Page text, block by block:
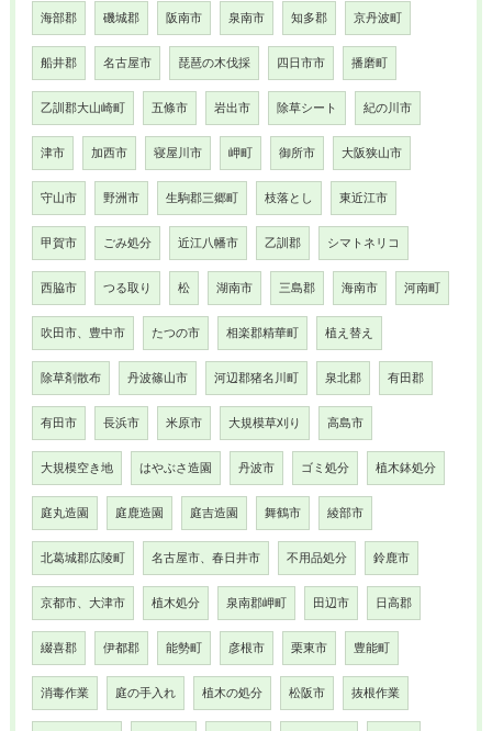
海部郡 磯城郡 阪南市 泉南市 知多郡 京丹波町
船井郡 名古屋市 琵琶の木伐採 四日市市 播磨町
乙訓郡大山崎町 五條市 岩出市 除草シート 紀の川市
津市 加西市 寝屋川市 岬町 御所市 大阪狭山市
守山市 野洲市 生駒郡三郷町 枝落とし 東近江市
甲賀市 ごみ処分 近江八幡市 乙訓郡 シマトネリコ
西脇市 つる取り 松 湖南市 三島郡 海南市 河南町
吹田市、豊中市 たつの市 相楽郡精華町 植え替え
除草剤散布 丹波篠山市 河辺郡猪名川町 泉北郡 有田郡
有田市 長浜市 米原市 大規模草刈り 高島市
大規模空き地 はやぶさ造園 丹波市 ゴミ処分 植木鉢処分
庭丸造園 庭鹿造園 庭吉造園 舞鶴市 綾部市
北葛城郡広陵町 名古屋市、春日井市 不用品処分 鈴鹿市
京都市、大津市 植木処分 泉南郡岬町 田辺市 日高郡
綴喜郡 伊都郡 能勢町 彦根市 栗東市 豊能町
消毒作業 庭の手入れ 植木の処分 松阪市 抜根作業